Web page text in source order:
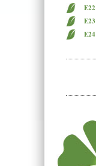
E22
E23
E24